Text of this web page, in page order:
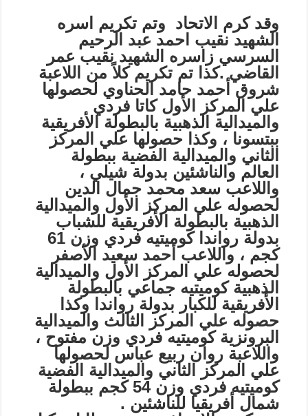
وقد كرم الاتحاد وتم تكريم اسره
الشهيد نقيب احمد عبد الرحيم
السرسي زاسره الشهيد نقيب عمر
القاضي .كذا تم تكريم كلاً من اللاعبة
شروق أحمد حامد الحناوي لحصولها
علي المركز الأول كاتا فردي
والميدالية الذهبية بالبطولة الأفريقية
ببتسونا ، وكذا حصولها علي المركز
الثاني والميدالية الفضية ببطولة
العالم والناشئين بدولة شيلي ،
واللاعب سعد محمد جمال الدين
لحصوله علي المركز الأول والميدالية
الذهبية بالبطولة الأفريقية للشباب
بدولة رواندا كوميتيه فردي وزن 61
كجم ، واللاعب أحمد سعيد الأصفر
لحصوله علي المركز الأول والميدالية
الذهبية كوميتيه جماعي بالبطولة
الأفريقية للكبار بدولة رواندا وكذا
حصوله علي المركز الثالث والميدالية
البرونزية كوميتيه فردي وزن مفتوح ،
واللاعبة روان ربيع عباس لحصولها
علي المركز الثاني والميدالية الفضية
كوميتيه فردي وزن 54 كجم ببطولة
شمال أفريقيا للناشئين .